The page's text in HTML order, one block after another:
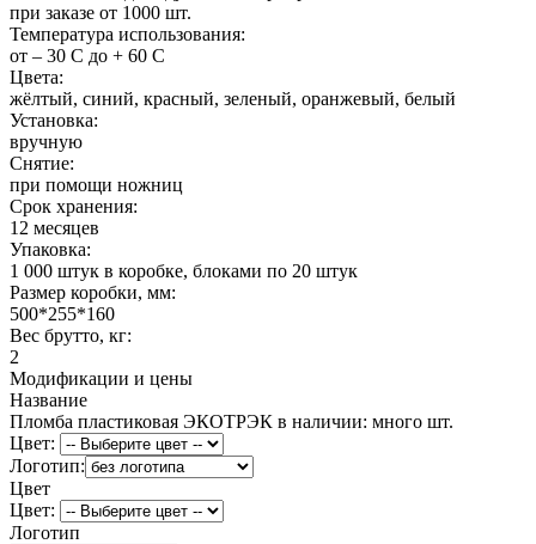
при заказе от 1000 шт.
Температура использования:
от – 30 С до + 60 С
Цвета:
жёлтый, синий, красный, зеленый, оранжевый, белый
Установка:
вручную
Снятие:
при помощи ножниц
Срок хранения:
12 месяцев
Упаковка:
1 000 штук в коробке, блоками по 20 штук
Размер коробки, мм:
500*255*160
Вес брутто, кг:
2
Модификации и цены
Название
Пломба пластиковая ЭКОТРЭК в наличии: много шт.
Цвет:
Логотип:
Цвет
Цвет:
Логотип